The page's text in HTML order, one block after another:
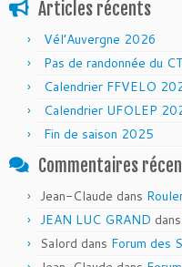
Articles récents
Vél’Auvergne 2026
Pas de randonnée du
Calendrier FFVELO
Calendrier UFOLEP
Fin de saison 2025
Commentaires
Jean-Claude dans
JEAN LUC GRAND dans
Salord dans Forum des